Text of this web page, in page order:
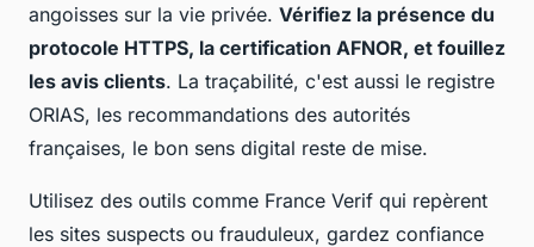
angoisses sur la vie privée. Vérifiez la présence du
protocole HTTPS, la certification AFNOR, et fouillez
les avis clients. La traçabilité, c'est aussi le registre
ORIAS, les recommandations des autorités
françaises, le bon sens digital reste de mise.
Utilisez des outils comme France Verif qui repèrent
les sites suspects ou frauduleux, gardez confiance